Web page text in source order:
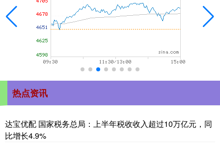
热点资讯
达宝优配 国家税务总局：上半年税收收入超过10万亿元，同
比增长4.9%